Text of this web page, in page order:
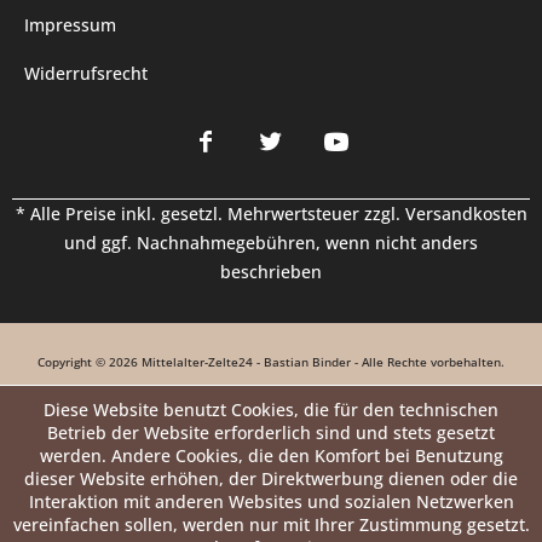
Impressum
Widerrufsrecht
* Alle Preise inkl. gesetzl. Mehrwertsteuer zzgl. Versandkosten
und ggf. Nachnahmegebühren, wenn nicht anders
beschrieben
Copyright © 2026 Mittelalter-Zelte24 - Bastian Binder - Alle Rechte vorbehalten.
Diese Website benutzt Cookies, die für den technischen
Betrieb der Website erforderlich sind und stets gesetzt
werden. Andere Cookies, die den Komfort bei Benutzung
dieser Website erhöhen, der Direktwerbung dienen oder die
Interaktion mit anderen Websites und sozialen Netzwerken
vereinfachen sollen, werden nur mit Ihrer Zustimmung gesetzt.